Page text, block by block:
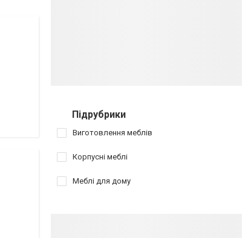
Підрубрики
Виготовлення меблів
Корпусні меблі
Меблі для дому